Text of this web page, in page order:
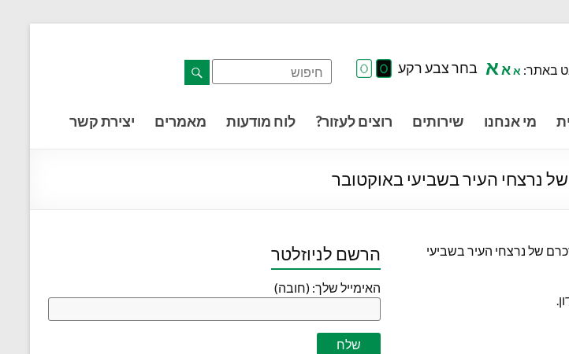
בחר צבע רקע באתר: אאא
מי אנחנו שירותים רוצים לעזור? לוח מודעות מאמרים יצירת קשר
נרצחי העיר בשביעי באוקטובר
של נרצחי העיר בשביעי
הרשם לניוזלטר
האימייל שלך: (חובה)